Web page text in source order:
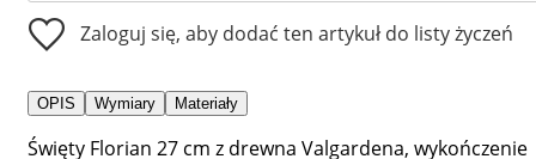
Zaloguj się, aby dodać ten artykuł do listy życzeń
OPIS Wymiary Materiały
Święty Florian 27 cm z drewna Valgardena, wykończenie